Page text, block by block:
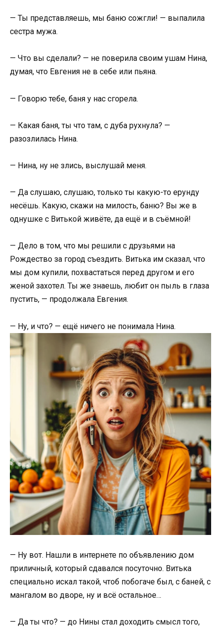
— Ты представляешь, мы баню сожгли! — выпалила
сестра мужа.
— Что вы сделали? — не поверила своим ушам Нина,
думая, что Евгения не в себе или пьяна.
— Говорю тебе, баня у нас сгорела.
— Какая баня, ты что там, с дуба рухнула? —
разозлилась Нина.
— Нина, ну не злись, выслушай меня.
— Да слушаю, слушаю, только ты какую-то ерунду
несёшь. Какую, скажи на милость, баню? Вы же в
однушке с Витькой живёте, да ещё и в съёмной!
— Дело в том, что мы решили с друзьями на
Рождество за город съездить. Витька им сказал, что
мы дом купили, похвастаться перед другом и его
женой захотел. Ты же знаешь, любит он пыль в глаза
пустить, — продолжала Евгения.
— Ну, и что? — ещё ничего не понимала Нина.
— Ну вот. Нашли в интернете по объявлению дом
приличный, который сдавался посуточно. Витька
специально искал такой, чтоб побогаче был, с баней, с
мангалом во дворе, ну и всё остальное…
— Да ты что? — до Нины стал доходить смысл того,